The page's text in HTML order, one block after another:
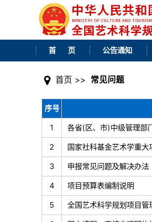
首 页 公告通知
首页 >> 常见问题
序号
1 各省(区、市)中级管理部
2 国家社科基金艺术学重
3 申报常见问题及解决办法
4 项目预算表编制说明
5 全国艺术科学规划项目管